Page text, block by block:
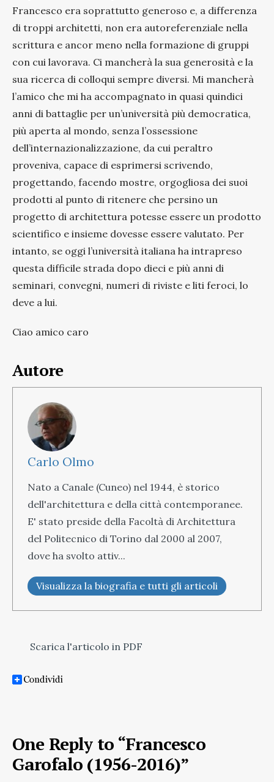
Francesco era soprattutto generoso e, a differenza
di troppi architetti, non era autoreferenziale nella
scrittura e ancor meno nella formazione di gruppi
con cui lavorava. Ci mancherà la sua generosità e la
sua ricerca di colloqui sempre diversi. Mi mancherà
l’amico che mi ha accompagnato in quasi quindici
anni di battaglie per un’università più democratica,
più aperta al mondo, senza l’ossessione
dell’internazionalizzazione, da cui peraltro
proveniva, capace di esprimersi scrivendo,
progettando, facendo mostre, orgogliosa dei suoi
prodotti al punto di ritenere che persino un
progetto di architettura potesse essere un prodotto
scientifico e insieme dovesse essere valutato. Per
intanto, se oggi l’università italiana ha intrapreso
questa difficile strada dopo dieci e più anni di
seminari, convegni, numeri di riviste e liti feroci, lo
deve a lui.
Ciao amico caro
Autore
Carlo Olmo
Nato a Canale (Cuneo) nel 1944, è storico
dell'architettura e della città contemporanee.
E' stato preside della Facoltà di Architettura
del Politecnico di Torino dal 2000 al 2007,
dove ha svolto attiv...
Visualizza la biografia e tutti gli articoli
Scarica l'articolo in PDF
One Reply to “Francesco
Garofalo (1956-2016)”